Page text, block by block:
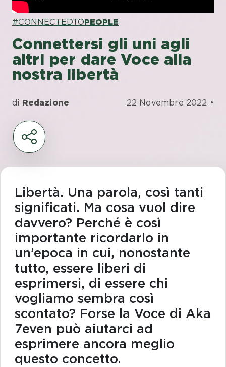
#CONNECTEDTOPEOPLE
Connettersi gli uni agli
altri per dare Voce alla
nostra libertà
di Redazione 22 Novembre 2022 •
Libertà. Una parola, così tanti
significati. Ma cosa vuol dire
davvero? Perché è così
importante ricordarlo in
un’epoca in cui, nonostante
tutto, essere liberi di
esprimersi, di essere chi
vogliamo sembra così
scontato? Forse la Voce di Aka
7even può aiutarci ad
esprimere ancora meglio
questo concetto.